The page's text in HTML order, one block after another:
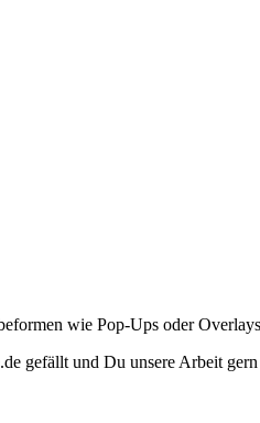
wie Pop-Ups oder
gefällt und Du unsere Arbeit gern